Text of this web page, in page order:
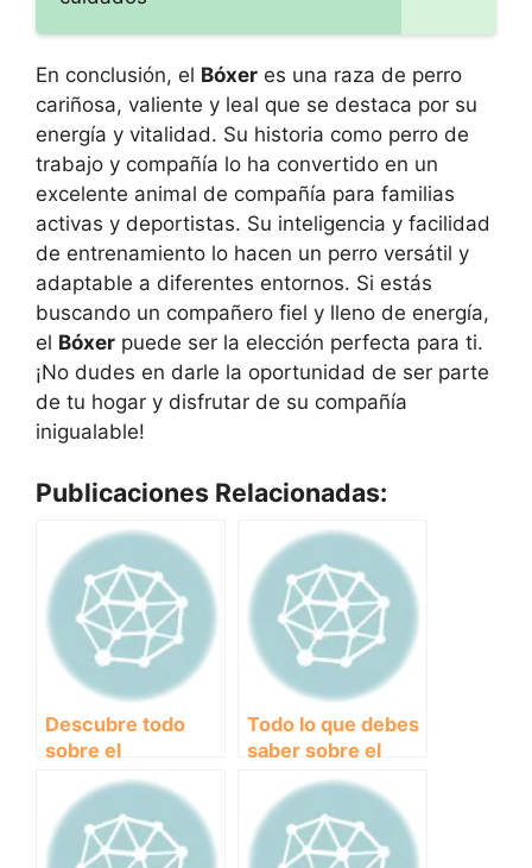
En conclusión, el Bóxer es una raza de perro
cariñosa, valiente y leal que se destaca por su
energía y vitalidad. Su historia como perro de
trabajo y compañía lo ha convertido en un
excelente animal de compañía para familias
activas y deportistas. Su inteligencia y facilidad
de entrenamiento lo hacen un perro versátil y
adaptable a diferentes entornos. Si estás
buscando un compañero fiel y lleno de energía,
el Bóxer puede ser la elección perfecta para ti.
¡No dudes en darle la oportunidad de ser parte
de tu hogar y disfrutar de su compañía
inigualable!
Publicaciones Relacionadas:
Descubre todo
sobre el
majestuoso Dogo
Alemán: historia,
características y
cuidados
Todo lo que debes
saber sobre el
imponente Mastín:
Características,
cuidados y
curiosidades